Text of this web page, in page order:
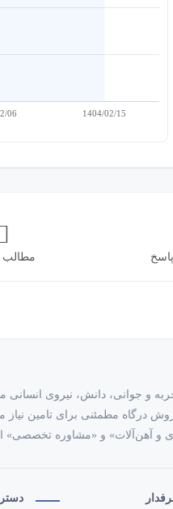
06 1404/02/15
مطالب
ترکیب تجربه و جوانی، دانش، نیروی
درگاه مطمئنی برای تامین نیاز
و آهن‌آلات» و «مشاوره